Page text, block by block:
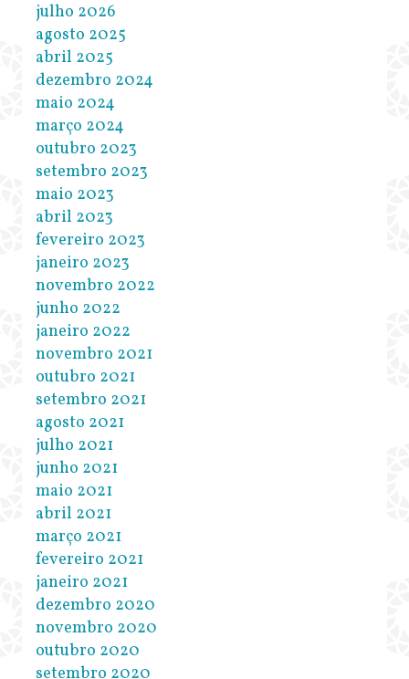
julho 2026
agosto 2025
abril 2025
dezembro 2024
maio 2024
março 2024
outubro 2023
setembro 2023
maio 2023
abril 2023
fevereiro 2023
janeiro 2023
novembro 2022
junho 2022
janeiro 2022
novembro 2021
outubro 2021
setembro 2021
agosto 2021
julho 2021
junho 2021
maio 2021
abril 2021
março 2021
fevereiro 2021
janeiro 2021
dezembro 2020
novembro 2020
outubro 2020
setembro 2020